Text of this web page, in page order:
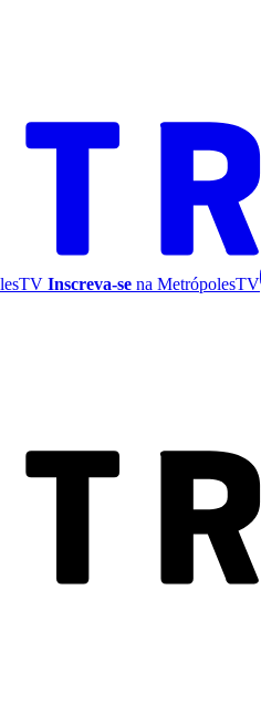
Inscreva-se na MetrópolesTV